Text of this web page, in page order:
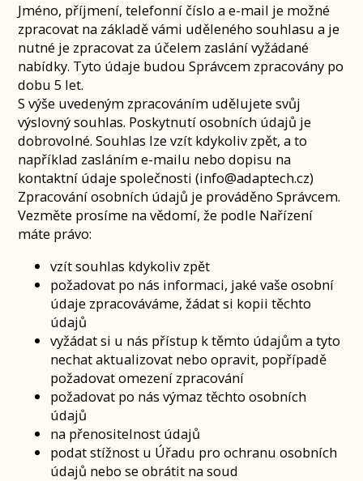
Jméno, příjmení, telefonní číslo a e-mail je možné
zpracovat na základě vámi uděleného souhlasu a je
nutné je zpracovat za účelem zaslání vyžádané
nabídky. Tyto údaje budou Správcem zpracovány po
dobu 5 let.
S výše uvedeným zpracováním udělujete svůj
výslovný souhlas. Poskytnutí osobních údajů je
dobrovolné. Souhlas lze vzít kdykoliv zpět, a to
například zasláním e-mailu nebo dopisu na
kontaktní údaje společnosti (info@adaptech.cz)
Zpracování osobních údajů je prováděno Správcem.
Vezměte prosíme na vědomí, že podle Nařízení
máte právo:
vzít souhlas kdykoliv zpět
požadovat po nás informaci, jaké vaše osobní
údaje zpracováváme, žádat si kopii těchto
údajů
vyžádat si u nás přístup k těmto údajům a tyto
nechat aktualizovat nebo opravit, popřípadě
požadovat omezení zpracování
požadovat po nás výmaz těchto osobních
údajů
na přenositelnost údajů
podat stížnost u Úřadu pro ochranu osobních
údajů nebo se obrátit na soud